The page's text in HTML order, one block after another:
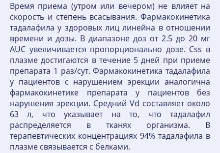
Время приема (утром или вечером) не влияет на
скорость и степень всасывания. Фармакокинетика
тадалафила у здоровых лиц линейна в отношении
времени и дозы. В диапазоне доз от 2.5 до 20 мг
AUC увеличивается пропорционально дозе. Css в
плазме достигаются в течение 5 дней при приеме
препарата 1 раз/сут. Фармакокинетика тадалафила
у пациентов с нарушением эрекции аналогична
фармакокинетике препарата у пациентов без
нарушения эрекции. Средний Vd составляет около
63 л, что указывает на то, что тадалафил
распределяется в тканях организма. В
терапевтических концентрациях 94% тадалафила в
плазме связывается с белками.